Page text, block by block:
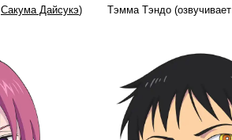
Сакума Дайсукэ) Тэмма Тэндо (озвучивает